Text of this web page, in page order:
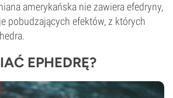
amerykańska nie zawiera efedryny,
pobudzających efektów, z których
EPHEDRĘ?